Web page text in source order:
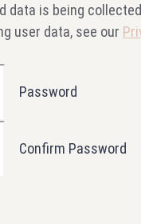
data is being
user data, see our
Password
Confirm Password